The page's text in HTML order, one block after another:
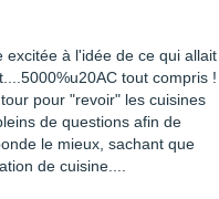
à l'idée de ce qui allait
tout compris !
pour "revoir" les cuisines
de questions afin de
le mieux, sachant que
de cuisine....